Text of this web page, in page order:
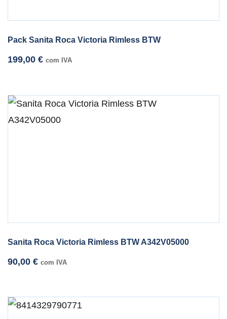
Pack Sanita Roca Victoria Rimless BTW
199,00 € com IVA
Sanita Roca Victoria Rimless BTW A342V05000
90,00 € com IVA